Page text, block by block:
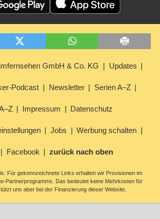
GmbH & Co. KG Updates
Podcast Newsletter Serien A–Z
Impressum Datenschutz
Jobs Werbung schalten
Facebook zurück nach oben
Für gekennzeichnete Links erhalten wir Provisionen im
Partnerprogramms. Das bedeutet keine Mehrkosten für
uns aber bei der Finanzierung dieser Website.